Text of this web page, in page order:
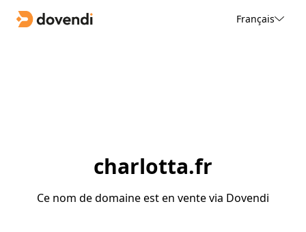
Français
charlotta.fr
Ce nom de domaine est en vente via Dovendi